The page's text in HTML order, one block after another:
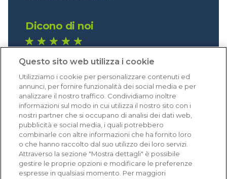
Dicono di noi
Eccellente (4,8)
Acquisti verificati
Questo sito web utilizza i cookie
Utilizziamo i cookie per personalizzare contenuti ed
annunci, per fornire funzionalità dei social media e per
analizzare il nostro traffico. Condividiamo inoltre
informazioni sul modo in cui utilizza il nostro sito con i
nostri partner che si occupano di analisi dei dati web,
pubblicità e social media, i quali potrebbero
combinarle con altre informazioni che ha fornito loro
o che hanno raccolto dal suo utilizzo dei loro servizi.
Attraverso la sezione "Mostra dettagli" è possibile
gestire le proprie opzioni e modificare le preferenze
espresse in qualsiasi momento. Per maggiori